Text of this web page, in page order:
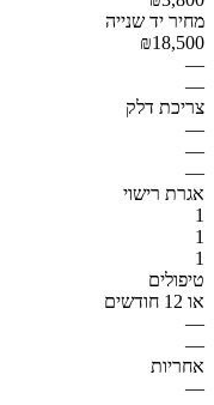
מחיר יד שנייה
₪18,500
—
—
צריכת דלק
—
—
—
אגרת רישוי
1
1
1
טיפולים
או 12 חודשים
—
—
אחריות
—